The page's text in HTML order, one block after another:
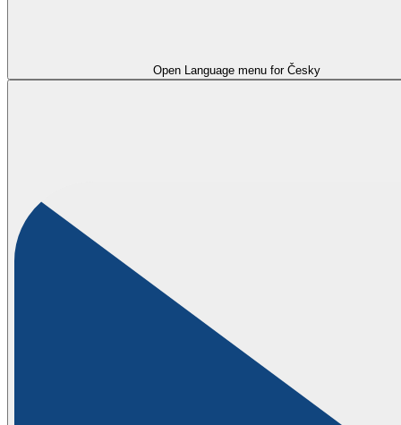
Open Language menu for Česky